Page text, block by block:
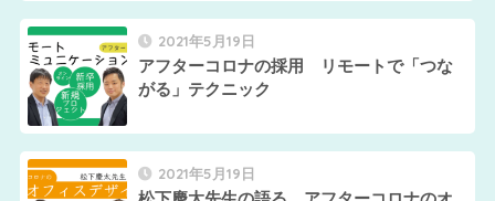
2021年5月19日
アフターコロナの採用 リモートで「つな
がる」テクニック
2021年5月19日